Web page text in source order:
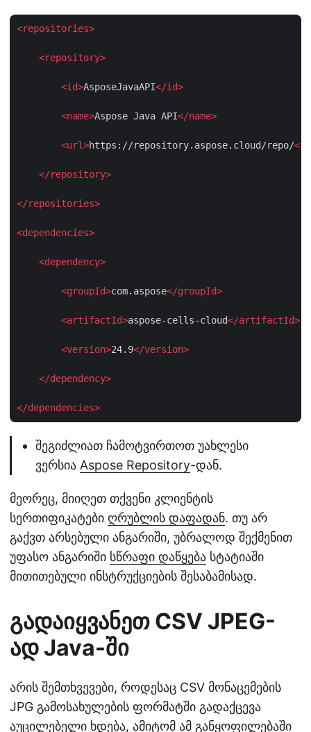
<repositories>
<repository>
<id>AsposeJavaAPI</id>
<name>Aspose Java API</name>
<url>https://repository.aspose.cloud/repo/</
</repository>
</repositories>
<dependencies>
<dependency>
<groupId>com.aspose</groupId>
<artifactId>aspose-cells-cloud</artifactId>
<version>24.9</version>
</dependency>
</dependencies>
შეგიძლიათ ჩამოტვირთოთ უახლესი
ვერსია Aspose Repository-დან.
მეორეც, მიიღეთ თქვენი კლიენტის
სერთიფიკატები ღრუბლის დაფადან. თუ არ
გაქვთ არსებული ანგარიში, უბრალოდ შექმენით
უფასო ანგარიში სწრაფი დაწყება სტატიაში
მითითებული ინსტრუქციების შესაბამისად.
გადაიყვანეთ CSV JPEG-
ად Java-ში
არის შემთხვევები, როდესაც CSV მონაცემების
JPG გამოსახულების ფორმატში გადაქცევა
აუცილებელი ხდება, ამიტომ ამ განყოფილებაში